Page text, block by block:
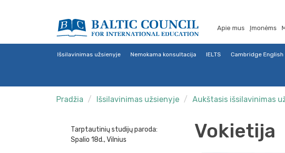
Apie mus Įmonėms
Išsilavinimas užsienyje Nemokama konsultacija IELTS Cambridge English
Pradžia Išsilavinimas užsienyje Aukštasis išsilavinimas
Tarptautinių studijų paroda:
Spalio 18d., Vilnius
Vokietija